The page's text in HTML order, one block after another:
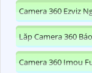
Camera 360 Ezviz
Lăp Camera 360
Camera 360 Imou